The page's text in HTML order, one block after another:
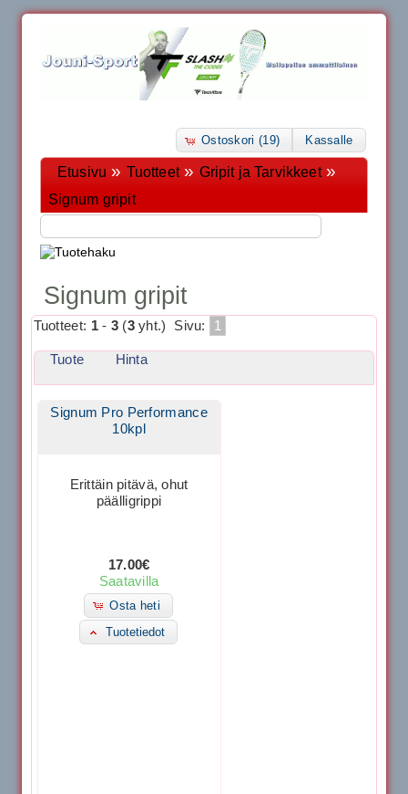
Ostoskori (19) Kassalle
Etusivu » Tuotteet» Gripit ja Tarvikkeet»
Signum gripit
Signum gripit
Tuotteet: 1- 3 (3yht.) Sivu: 1
Tuote Hinta
Signum Pro Performance
10kpl
Erittäin pitävä, ohut
päälligrippi
17.00€
Saatavilla
Osta heti
Tuotetiedot